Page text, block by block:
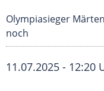
Olympiasieger
noch
11.07.2025 - 12:20